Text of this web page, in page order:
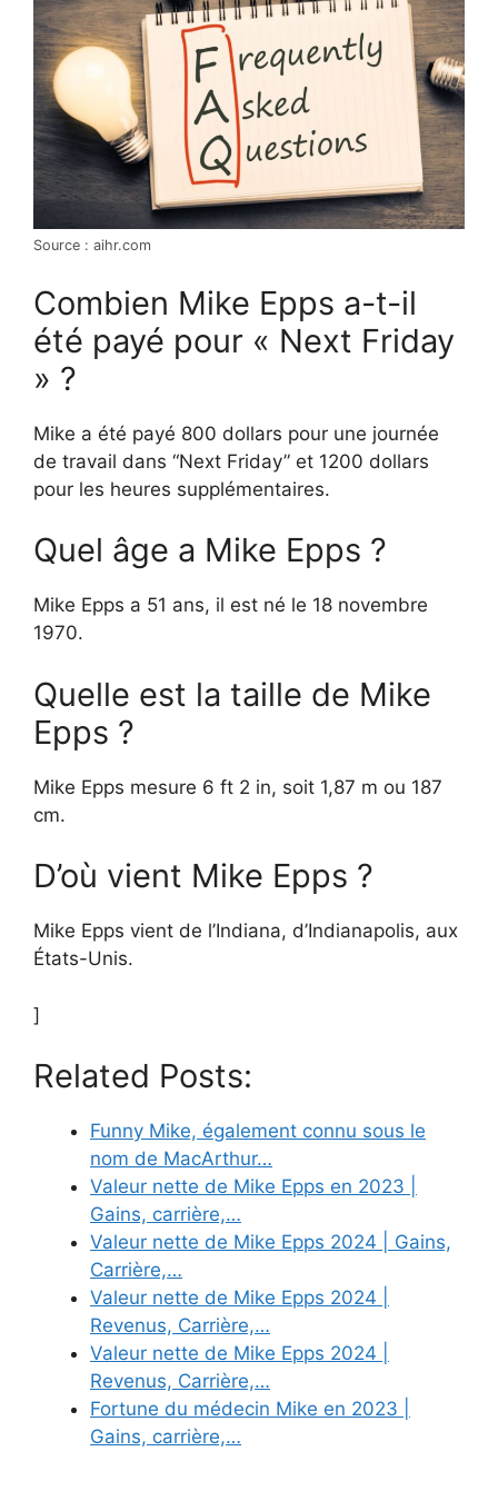
Source : aihr.com
Combien Mike Epps a-t-il
été payé pour « Next Friday
» ?
Mike a été payé 800 dollars pour une journée
de travail dans “Next Friday” et 1200 dollars
pour les heures supplémentaires.
Quel âge a Mike Epps ?
Mike Epps a 51 ans, il est né le 18 novembre
1970.
Quelle est la taille de Mike
Epps ?
Mike Epps mesure 6 ft 2 in, soit 1,87 m ou 187
cm.
D’où vient Mike Epps ?
Mike Epps vient de l’Indiana, d’Indianapolis, aux
États-Unis.
]
Related Posts:
Funny Mike, également connu sous le
nom de MacArthur…
Valeur nette de Mike Epps en 2023 |
Gains, carrière,…
Valeur nette de Mike Epps 2024 | Gains,
Carrière,…
Valeur nette de Mike Epps 2024 |
Revenus, Carrière,…
Valeur nette de Mike Epps 2024 |
Revenus, Carrière,…
Fortune du médecin Mike en 2023 |
Gains, carrière,…